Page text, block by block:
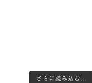
さらに読み込む...